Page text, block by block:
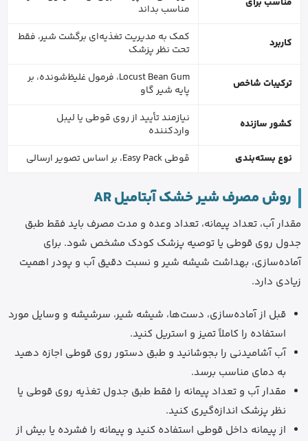
مناسب بداند
کاربرد
کمک به مدیریت تغذیه‌ای برگشت شیر، فقط
تحت نظر پزشک
ترکیبات شاخص
Locust Bean Gum، فرمول غلیظ‌شونده، بر
پایه شیر گاو
کشور سازنده
نیازمند تأیید از روی قوطی یا لیبل
واردکننده
نوع بسته‌بندی
قوطی Easy Pack، بر اساس تصویر ارسالی
روش مصرف شیر خشک آبتامیل AR
مقدار آب، تعداد پیمانه، تعداد وعده و مدت مصرف باید فقط طبق
جدول روی قوطی یا توصیه پزشک کودک مشخص شود. برای
آماده‌سازی، بهداشت شیشه شیر و نسبت دقیق آب و پودر اهمیت
زیادی دارد.
قبل از آماده‌سازی، دست‌ها، شیشه شیر، سرشیشه و وسایل مورد
استفاده را کاملاً تمیز و استریل کنید.
آب آشامیدنی را بجوشانید و طبق دستور روی قوطی اجازه دهید
به دمای مناسب برسد.
مقدار آب و تعداد پیمانه را فقط طبق جدول تغذیه روی قوطی یا
نظر پزشک اندازه‌گیری کنید.
از پیمانه داخل قوطی استفاده کنید و پیمانه را فشرده یا بیش از